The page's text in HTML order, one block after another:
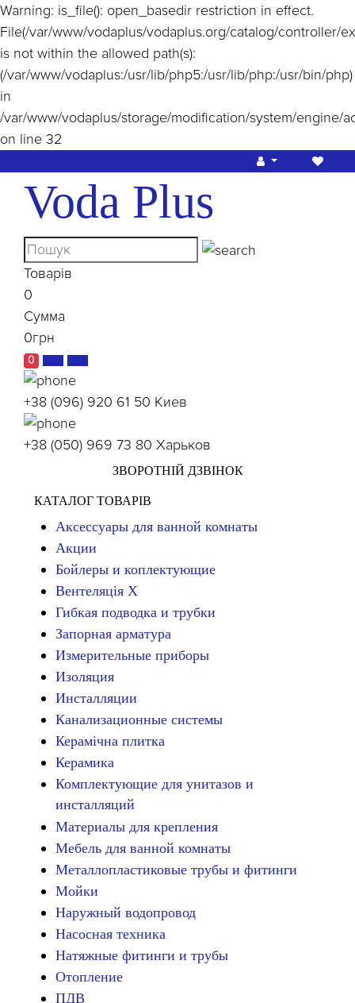
Warning: is_file(): open_basedir restriction in effect.
File(/var/www/vodaplus/vodaplus.org/catalog/controller/
is not within the allowed path(s):
(/var/www/vodaplus:/usr/lib/php5:/usr/lib/php:/usr/bin/php)
in
/var/www/vodaplus/storage/modification/system/engine/
on line 32
Voda Plus
Товарів
0
Сумма
0грн
0
+38 (096) 920 61 50 Киев
+38 (050) 969 73 80 Харьков
ЗВОРОТНІЙ ДЗВІНОК
КАТАЛОГ ТОВАРІВ
Аксессуары для ванной комнаты
Акции
Бойлеры и коплектующие
Вентеляція Х
Гибкая подводка и трубки
Запорная арматура
Измерительные приборы
Изоляция
Инсталляции
Канализационные системы
Керамічна плитка
Керамика
Комплектующие для унитазов и
инсталляций
Материалы для крепления
Мебель для ванной комнаты
Металлопластиковые трубы и фитинги
Мойки
Наружный водопровод
Насосная техника
Натяжные фитинги и трубы
Отопление
ПДВ